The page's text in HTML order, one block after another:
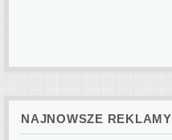
NAJNOWSZE REKLAMY